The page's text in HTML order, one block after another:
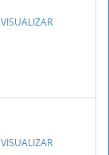
VISUALIZAR
VISUALIZAR